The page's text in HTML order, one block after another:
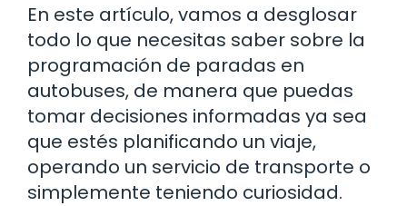
En este artículo, vamos a desglosar
todo lo que necesitas saber sobre la
programación de paradas en
autobuses, de manera que puedas
tomar decisiones informadas ya sea
que estés planificando un viaje,
operando un servicio de transporte o
simplemente teniendo curiosidad.